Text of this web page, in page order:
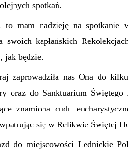
spotkań.
to mam nadzieję na spotkanie
swoich kapłańskich
jak będzie.
zaprowadziła nas Ona do
oraz do Sanktuarium
znamiona cudu
się w Relikwie Świętej
do miejscowości Lednickie